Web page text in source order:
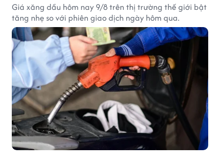
Giá xăng dầu hôm nay 9/8 trên thị trường thế giới bật
tăng nhẹ so với phiên giao dịch ngày hôm qua.